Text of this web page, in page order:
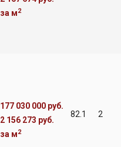
за м2
177 030 000 руб.
2 156 273 руб.
за м2
82.1 2